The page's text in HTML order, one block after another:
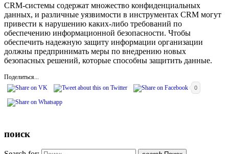
CRM-системы содержат множество конфиденциальных
данных, и различные уязвимости в инструментах CRM могут
привести к нарушению каких-либо требований по
обеспечению информационной безопасности. Чтобы
обеспечить надежную защиту информации организации
должны предпринимать меры по внедрению новых
безопасных решений, которые способны защитить данные.
Поделиться...
0
поиск